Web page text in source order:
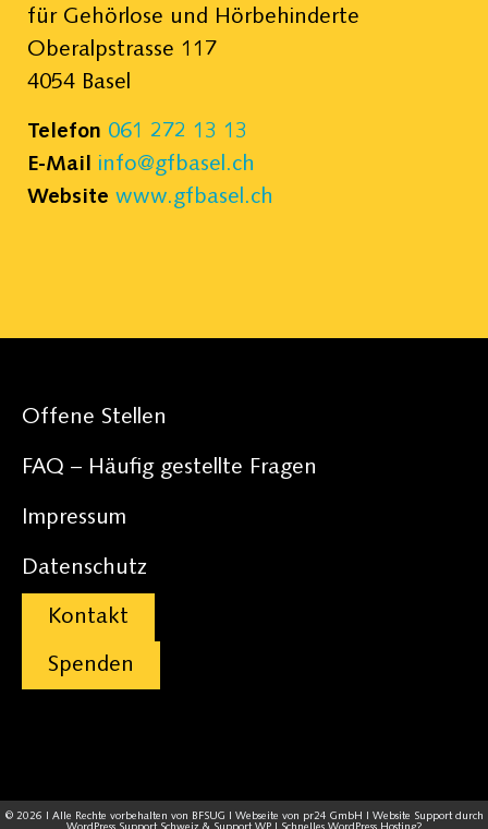
für Gehörlose und Hörbehinderte
Oberalpstrasse 117
4054 Basel
Telefon 061 272 13 13
E-Mail info@gfbasel.ch
Website www.gfbasel.ch
Offene Stellen
FAQ – Häufig gestellte Fragen
Impressum
Datenschutz
Kontakt
Spenden
© 2026 | Alle Rechte vorbehalten von BFSUG | Webseite von pr24 GmbH
| Website Support durch